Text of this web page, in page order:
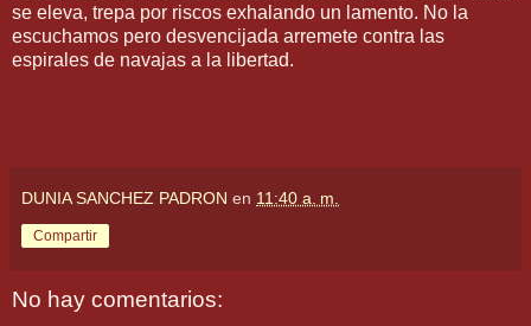
se eleva, trepa por riscos exhalando un lamento. No la
escuchamos pero desvencijada arremete contra las
espirales de navajas a la libertad.
DUNIA SANCHEZ PADRON en 11:40 a. m.
Compartir
No hay comentarios: